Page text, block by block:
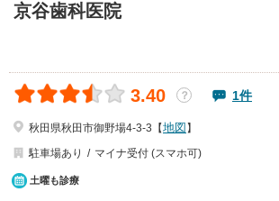
京谷歯科医院
3.40 ？ 1件
秋田県秋田市御野場4-3-3【地図 】
駐車場あり
マイナ受付 (スマホ可)
土曜も診療